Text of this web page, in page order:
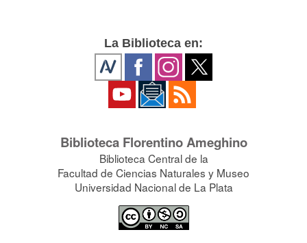
La Biblioteca en:
Biblioteca Florentino Ameghino
Biblioteca Central de la
Facultad de Ciencias Naturales y Museo
Universidad Nacional de La Plata